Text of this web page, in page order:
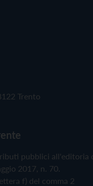
Trento
pubblici all'editoria
2017, n. 70.
f) del comma 2